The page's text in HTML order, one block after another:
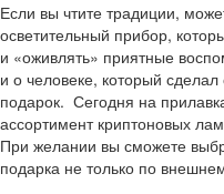
Если вы чтите традиции,
осветительный прибор,
и «оживлять» приятные
и о человеке, который
подарок. Сегодня на
ассортимент криптоновых
При желании вы сможете
подарка не только по